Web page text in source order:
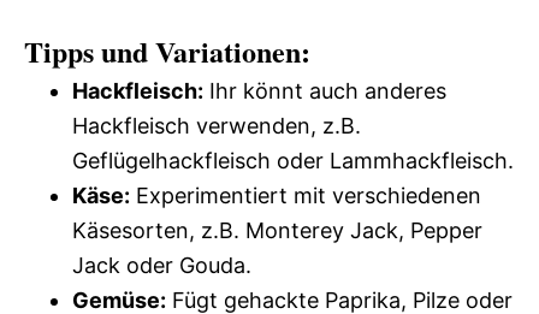
Tipps und Variationen:
Hackfleisch: Ihr könnt auch anderes
Hackfleisch verwenden, z.B.
Geflügelhackfleisch oder Lammhackfleisch.
Käse: Experimentiert mit verschiedenen
Käsesorten, z.B. Monterey Jack, Pepper
Jack oder Gouda.
Gemüse: Fügt gehackte Paprika, Pilze oder